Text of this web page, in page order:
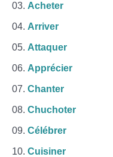
Acheter
Arriver
Attaquer
Apprécier
Chanter
Chuchoter
Célébrer
Cuisiner